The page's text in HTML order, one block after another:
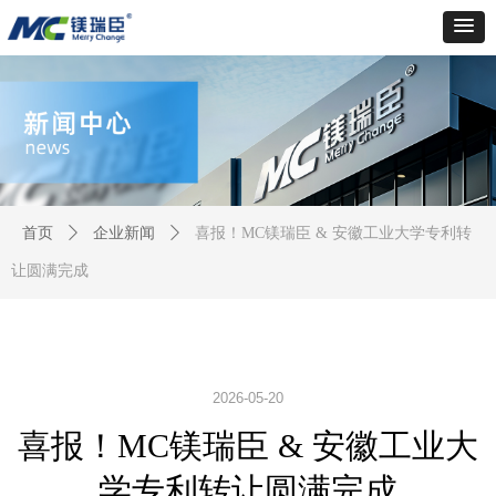
喜报！MC镁瑞臣 & 安徽工业大
2026-05-20
首页 ꄲ 企业新闻 ꄲ 喜报！MC镁瑞臣 & 安徽工业大学专利转
让圆满完成